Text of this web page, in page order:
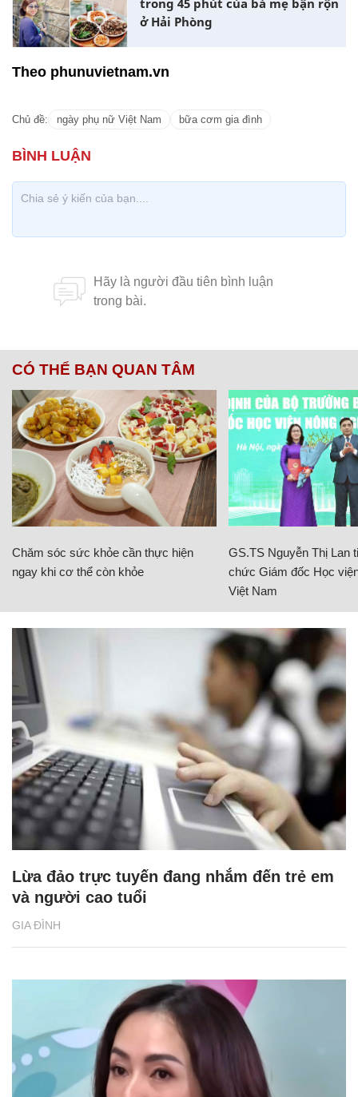
ở Hải Phòng
Theo phunuvietnam.vn
Chủ đề: ngày phụ nữ Việt Nam bữa cơm gia đình
CÓ THỂ BẠN QUAN TÂM
Chăm sóc sức khỏe cần thực hiện
ngay khi cơ thể còn khỏe
GS.TS Nguyễn Thị Lan
chức Giám đốc Học
Việt Nam
GIA ĐÌNH
Lừa đảo trực tuyến đang nhắm đến trẻ em
và người cao tuổi